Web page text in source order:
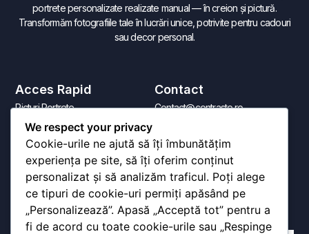
portrete personalizate realizate manual — în creion și pictură.
Transformăm fotografiile tale în lucrări unice, potrivite pentru cadouri
sau decor personal.
Acces Rapid
Picturi Portrete
Desene Portrete
Pictura pe Perete - Murale
Contact
Contact
Contact@contraste.ro
Aboneaza-Te
Nu trimitem spam, promitem!
We respect your privacy
Cookie-urile ne ajută să îți îmbunătățim
experiența pe site, să îți oferim conținut
personalizat și să analizăm traficul. Poți alege
ce tipuri de cookie-uri permiți apăsând pe
„Personalizează”. Apasă „Acceptă tot” pentru a
fi de acord cu toate cookie-urile sau „Respinge